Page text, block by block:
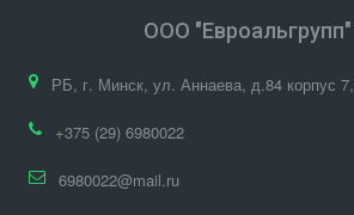
ООО "Евроальгрупп"
РБ, г. Минск, ул. Аннаева, д.84 корпус 7,
+375 (29) 6980022
6980022@mail.ru